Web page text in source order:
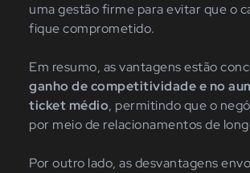
uma gestão firme para evitar que o
fique comprometido.
Em resumo, as vantagens estão
ganho de competitividade e no
ticket médio, permitindo que o
por meio de relacionamentos de
Por outro lado, as desvantagens